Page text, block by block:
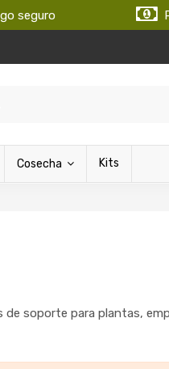
seguro
Cosecha Kits
de soporte para plantas,